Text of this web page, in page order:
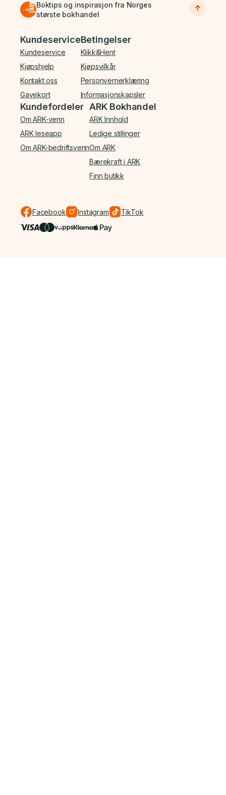
Boktips og inspirasjon fra Norges
største bokhandel
Bunnmeny
Kundeservice
Kundeservice
Kjøpshjelp
Kontakt oss
Gavekort
Betingelser
Klikk&Hent
Kjøpsvilkår
Personvernerklæring
Informasjonskapsler
Kundefordeler
Om ARK-venn
ARK leseapp
Om ARK-bedriftsvenn
ARK Bokhandel
ARK Innhold
Ledige stillinger
Om ARK
Bærekraft i ARK
Finn butikk
Facebook Instagram TikTok